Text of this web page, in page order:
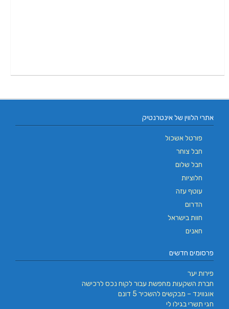
אתרי הלווין של אינטרנטיק
פורטל אשכול
חבל צוחר
חבל שלום
חלוציות
עוטף עזה
הדרום
חוות בישראל
חאנים
פרסומים חדשים
פירות יער
חברת השקעות מחפשת עבור לקוח נכס לרכישה
אוגווינד – מבקשים להשכיר 5 דונם
חגי תשרי בגילו לי